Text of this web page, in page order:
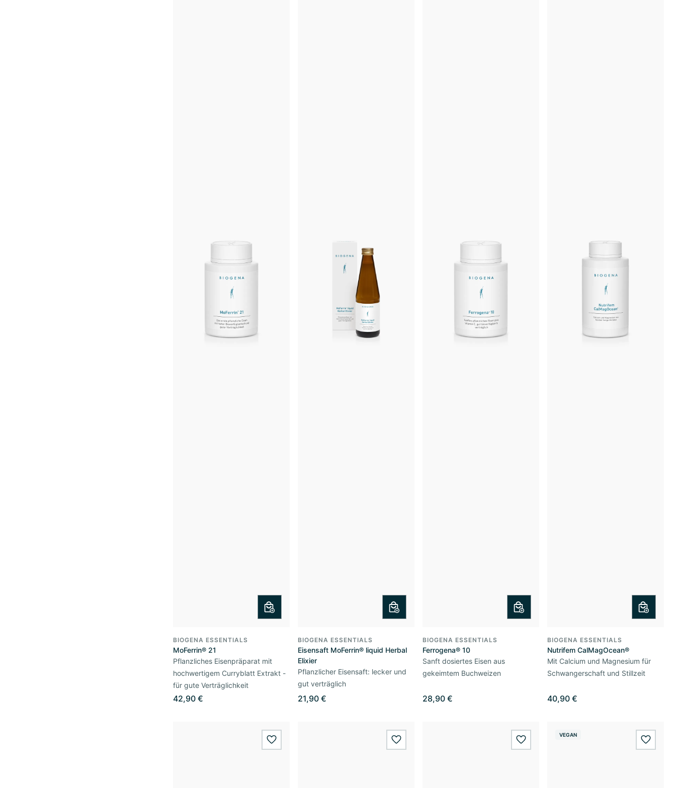
BIOGENA ESSENTIALS
MoFerrin® 21
Pflanzliches Eisenpräparat mit
hochwertigem Curryblatt Extrakt -
für gute Verträglichkeit
42,90 €
BIOGENA ESSENTIALS
Eisensaft MoFerrin® liquid Herbal
Elixier
Pflanzlicher Eisensaft: lecker und
gut verträglich
21,90 €
BIOGENA ESSENTIALS
Ferrogena® 10
Sanft dosiertes Eisen aus
gekeimtem Buchweizen
28,90 €
BIOGENA ESSENTIALS
Nutrifem CalMagOcean®
Mit Calcium und Magnesium für
Schwangerschaft und Stillzeit
40,90 €
wishlist.add wishlist.add wishlist.add
VEGAN